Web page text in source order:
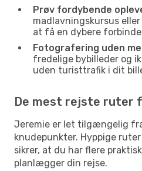
Prøv fordybende
madlavningskursus
at få en dybere
Fotografering uden
fredelige bybilleder og
uden turisttrafik i dit
De mest rejste ruter
Jeremie er let tilgængelig
knudepunkter. Hyppige
sikrer, at du har flere
planlægger din rejse.